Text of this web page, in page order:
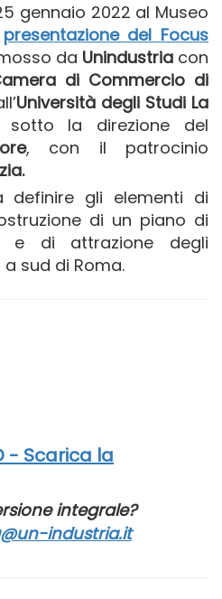
gennaio 2022 al Museo
presentazione del Focus
da Unindustria con
di Commercio di
Università degli Studi La
la direzione del
, con il patrocinio
gli elementi di
di un piano di
e di attrazione degli
sud di Roma.
- Scarica la
integrale?
industria.it